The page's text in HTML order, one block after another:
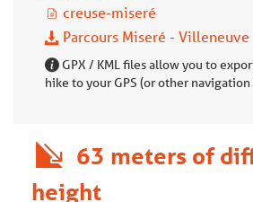
creuse-miseré
Parcours Miseré - Villeneuve
GPX / KML files allow you to
hike to your GPS (or other
63 meters of
height